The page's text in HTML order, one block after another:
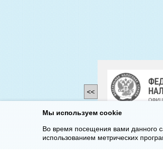
<<
Мы используем cookie
Во время посещения вами данного
использованием метрических